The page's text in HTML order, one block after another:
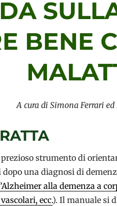
BENE
A cura di Simona Ferrari
strumento di
una diagnosi di
alla demenza a
ecc.). Il manuale si